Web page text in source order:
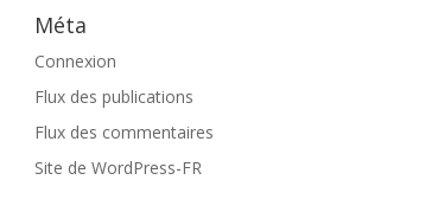
Méta
Connexion
Flux des publications
Flux des commentaires
Site de WordPress-FR